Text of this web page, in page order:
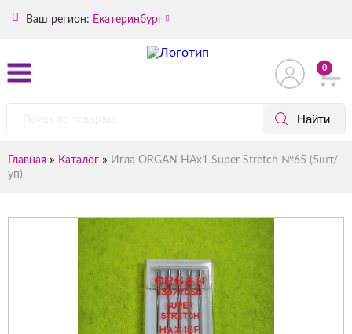
Ваш регион: Екатеринбург
0
Главная » Каталог » Игла ORGAN HAx1 Super Stretch №65 (5шт/
уп)